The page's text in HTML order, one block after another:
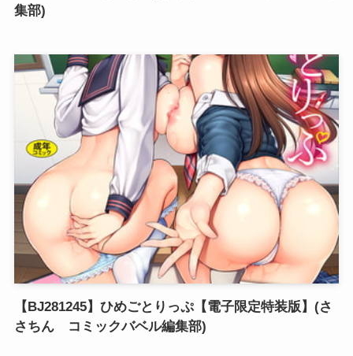
集部)
【BJ281245】ひめごとりっぷ【電子限定特装版】(さ
さちん コミックバベル編集部)